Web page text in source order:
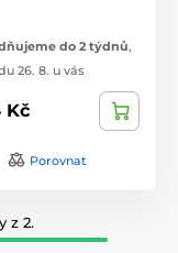
do 2 týdnů,
26. 8. u vás
Kč
Porovnat
z 2.